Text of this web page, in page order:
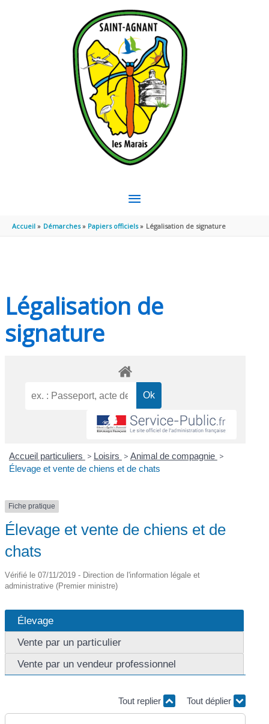
MENU
PRINCIPAL
Accueil Démarches Papiers officiels Légalisation de signature
Légalisation de
signature
Accueil particuliers > Loisirs > Animal de compagnie >
Élevage et vente de chiens et de chats
Fiche pratique
Élevage et vente de chiens et de
chats
Vérifié le 07/11/2019 - Direction de l'information légale et
administrative (Premier ministre)
Élevage
Vente par un particulier
Vente par un vendeur professionnel
Tout replier Tout déplier